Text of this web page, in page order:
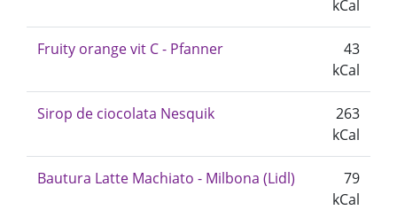
kCal
Fruity orange vit C - Pfanner
43
kCal
Sirop de ciocolata Nesquik
263
kCal
Bautura Latte Machiato - Milbona (Lidl)
79
kCal